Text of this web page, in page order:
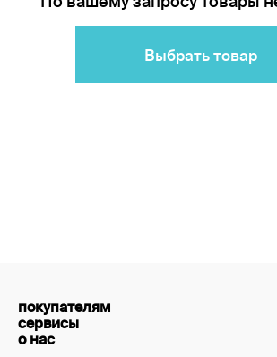
Выбрать товар
покупателям
сервисы
о нас